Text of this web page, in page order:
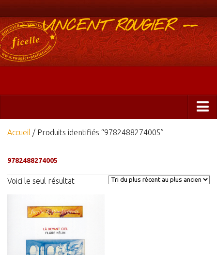
-- VINCENT ROUGIER --
Boutique
Éditions
ficelle&PlisUrgents
Ficelle Partagée
Estampes
Livres d’artiste
Accueil / Produits identifiés “9782488274005”
9782488274005
Voici le seul résultat